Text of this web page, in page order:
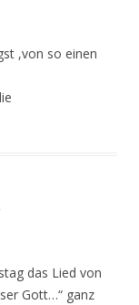
,von so einen
das Lied von
Gott…“ ganz